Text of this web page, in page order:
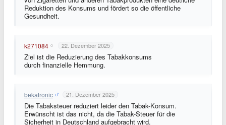
Reduktion des Konsums und fördert so die öffentliche
Gesundheit.
k271084 22. Dezember 2025
Ziel ist die Reduzierung des Tabakkonsums
durch finanzielle Hemmung.
bekatronic 21. Dezember 2025
Die Tabaksteuer reduziert leider den Tabak-Konsum.
Erwünscht ist das nicht, da die Tabak-Steuer für die
Sicherheit in Deutschland aufgebracht wird.